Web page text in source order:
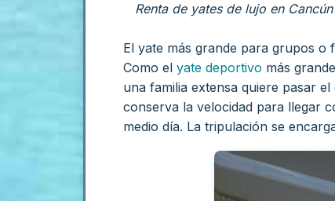
Renta de yates de lujo en
El yate más grande para grupos o
Como el yate deportivo más
una familia extensa quiere pasar
conserva la velocidad para llegar
medio día. La tripulación se